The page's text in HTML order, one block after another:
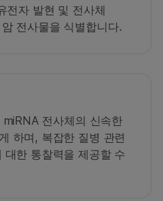
전자 발현 및 전사체
전사물을 식별합니다.
전사체의 신속한
하며, 복잡한 질병 관련
한 통찰력을 제공할 수